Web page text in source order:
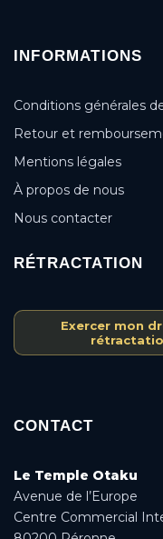
INFORMATIONS
Conditions générales
Retour et
Mentions légales
À propos de nous
Nous contacter
RÉTRACTATION
Exercer mon
CONTACT
Le Temple Otaku
Avenue de l’Europe
Centre Commercial